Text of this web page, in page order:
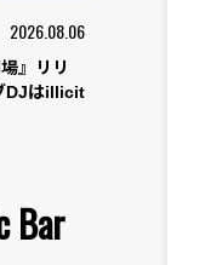
2026.08.06
』リリ
DJはillicit
Bar